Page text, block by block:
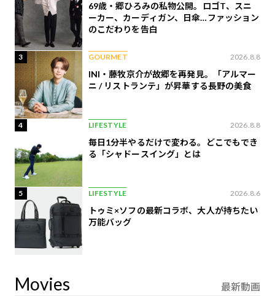
69歳・郷ひろみの私物公開。ロゴT、スニ
ーカー、カーディガン、日傘…ファッション
のこだわりを告白
3 GOURMET 2026.8.8
INI・藤牧京介が故郷を再発見。「アルマー
ニ / リストランテ」が昇華する長野の美食
4 LIFESTYLE 2026.8.8
毎日1分半やるだけで変わる。どこでもでき
る「シャドースイング」とは
5 LIFESTYLE 2026.8.6
トゥミ×ソフの最新コラボ、大人が持ちたい
万能バッグ
Movies 最新動画